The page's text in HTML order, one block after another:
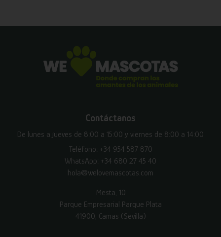
Contáctanos
De lunes a jueves de 8:00 a 15:00 y viernes de 8:00 a 14:00
Teléfono: +34 954 587 870
WhatsApp: +34 680 27 45 40
hola@welovemascotas.com
Mesta, 10
Parque Empresarial Parque Plata
41900, Camas (Sevilla)